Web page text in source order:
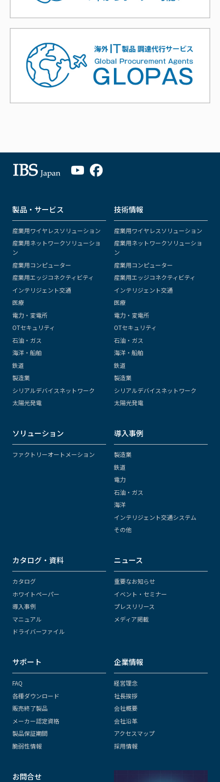
製品・サービス
産業用ワイヤレスソリューション
産業用ネットワークソリューショ
ン
産業用コンピューター
産業用エッジコネクティビティ
インテリジェント交通
医療
電力・変電所
OTセキュリティ
石油・ガス
海洋・船舶
鉄道
製造業
シリアルデバイスネットワーク
太陽光発電
技術情報
産業用ワイヤレスソリューション
産業用ネットワークソリューショ
ン
産業用コンピューター
産業用エッジコネクティビティ
インテリジェント交通
医療
電力・変電所
OTセキュリティ
石油・ガス
海洋・船舶
鉄道
製造業
シリアルデバイスネットワーク
太陽光発電
ソリューション
ファクトリーオートメーション
導入事例
製造業
鉄道
電力
石油・ガス
海洋
インテリジェント交通システム
その他
カタログ・資料
カタログ
ホワイトペーパー
導入事例
マニュアル
ドライバーファイル
ニュース
重要なお知らせ
イベント・セミナー
プレスリリース
メディア掲載
サポート
FAQ
各種ダウンロード
販売終了製品
メーカー認定資格
製品保証期間
脆弱性情報
企業情報
経営理念
社長挨拶
会社概要
会社沿革
アクセスマップ
採用情報
お問合せ